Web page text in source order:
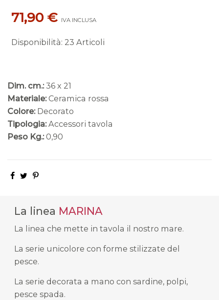
71,90 € IVA INCLUSA
Disponibilità: 23 Articoli
Dim. cm.: 36 x 21
Materiale: Ceramica rossa
Colore: Decorato
Tipologia: Accessori tavola
Peso Kg.: 0,90
La linea MARINA
La linea che mette in tavola il nostro mare.
La serie unicolore con forme stilizzate del
pesce.
La serie decorata a mano con sardine, polpi,
pesce spada.